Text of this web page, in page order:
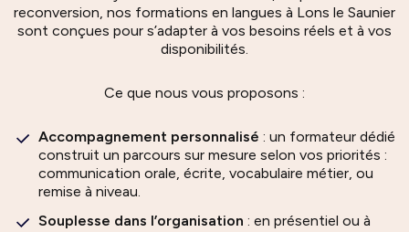
reconversion, nos formations en langues à Lons le Saunier
sont conçues pour s’adapter à vos besoins réels et à vos
disponibilités.
Ce que nous vous proposons :
Accompagnement personnalisé : un formateur dédié
construit un parcours sur mesure selon vos priorités :
communication orale, écrite, vocabulaire métier, ou
remise à niveau.
Souplesse dans l’organisation : en présentiel ou à